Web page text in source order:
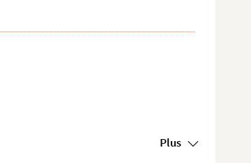
Plus